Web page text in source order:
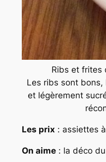
Ribs et frites
Les ribs sont
et légèrement
Les prix : assiettes
On aime: la déco